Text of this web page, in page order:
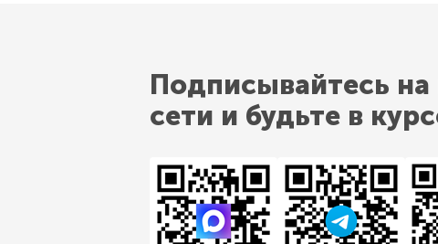
Подписывайтесь
сети и будьте в